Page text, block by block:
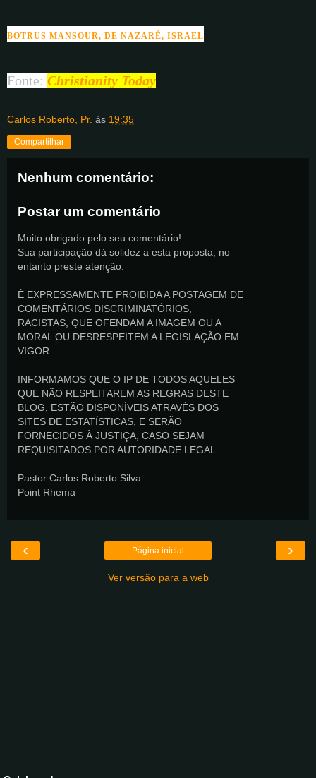
BOTRUS MANSOUR, DE NAZARÉ, ISRAEL
Fonte: Christianity Today
Carlos Roberto, Pr. às 19:35
Compartilhar
Nenhum comentário:
Postar um comentário
Muito obrigado pelo seu comentário!
Sua participação dá solidez a esta proposta, no
entanto preste atenção:
É EXPRESSAMENTE PROIBIDA A POSTAGEM DE
COMENTÁRIOS DISCRIMINATÓRIOS,
RACISTAS, QUE OFENDAM A IMAGEM OU A
MORAL OU DESRESPEITEM A LEGISLAÇÃO EM
VIGOR.
INFORMAMOS QUE O IP DE TODOS AQUELES
QUE NÃO RESPEITAREM AS REGRAS DESTE
BLOG, ESTÃO DISPONÍVEIS ATRAVÉS DOS
SITES DE ESTATÍSTICAS, E SERÃO
FORNECIDOS À JUSTIÇA, CASO SEJAM
REQUISITADOS POR AUTORIDADE LEGAL.
Pastor Carlos Roberto Silva
Point Rhema
‹ ›
Página inicial
Ver versão para a web